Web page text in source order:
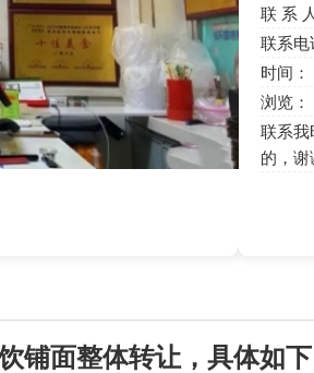
联 系
联系电
时间：
浏览：
联系
的，谢
铺面整体转让，具体如下